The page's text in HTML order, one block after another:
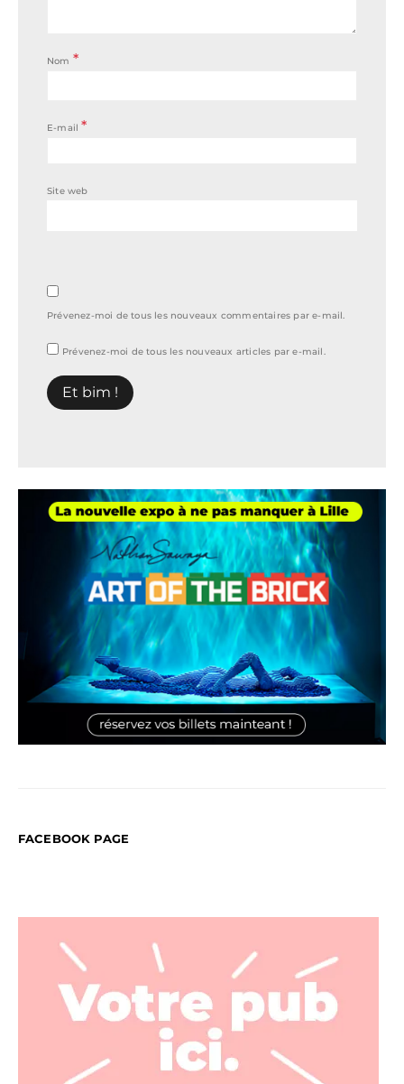
Nom *
E-mail*
Site web
Prévenez-moi de tous les nouveaux commentaires par e-mail.
Prévenez-moi de tous les nouveaux articles par e-mail.
FACEBOOK PAGE